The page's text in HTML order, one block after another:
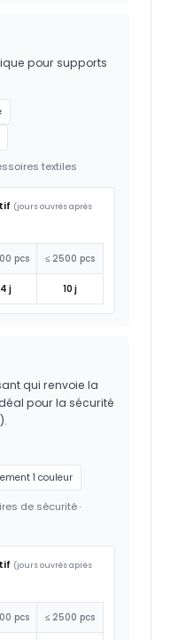
pour supports
textiles
(jours ouvrés après
pcs ≤ 2500 pcs
4 j 10 j
qui renvoie la
pour la sécurité
1 couleur
de sécurité ·
(jours ouvrés après
pcs ≤ 2500 pcs